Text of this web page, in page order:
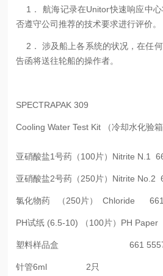
1． 航海记录在Unitor快速响应中心
否遵守公司推荐的技术要求进行评价。
2． 涉及船上各系统的状况，在任
告函将送往轮船的操作者。
SPECTRAPAK 309
Cooling Water Test Kit （冷却水化验箱
亚硝酸盐1号药（100片）Nitrite
亚硝酸盐2号药（250片）Nitrite
氯化物药 （250片） Chloride 661
PH试纸 (6.5-10) （100片）PH
塑料样品盒 661
针管6ml 2只